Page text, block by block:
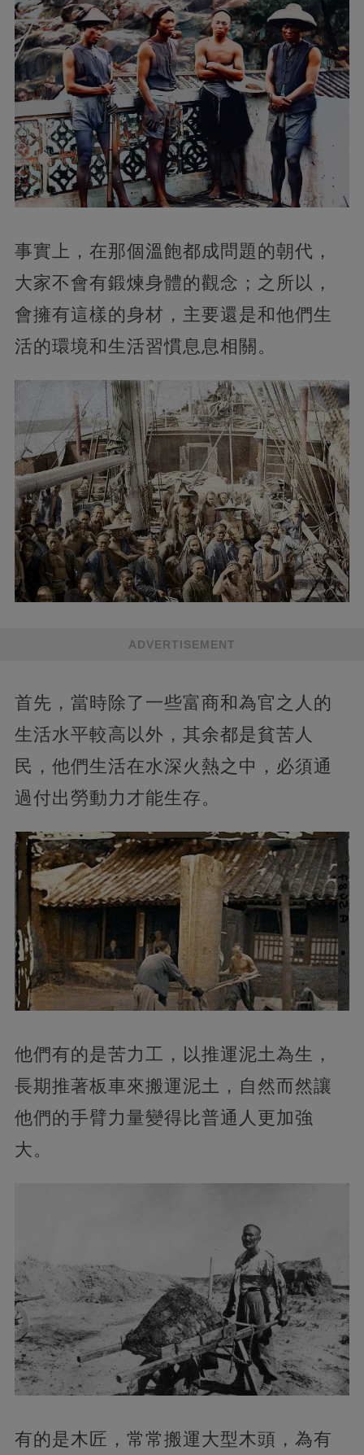
事實上，在那個溫飽都成問題的朝代，
大家不會有鍛煉身體的觀念；之所以，
會擁有這樣的身材，主要還是和他們生
活的環境和生活習慣息息相關。
ADVERTISEMENT
首先，當時除了一些富商和為官之人的
生活水平較高以外，其余都是貧苦人
民，他們生活在水深火熱之中，必須通
過付出勞動力才能生存。
他們有的是苦力工，以推運泥土為生，
長期推著板車來搬運泥土，自然而然讓
他們的手臂力量變得比普通人更加強
大。
有的是木匠，常常搬運大型木頭，為有